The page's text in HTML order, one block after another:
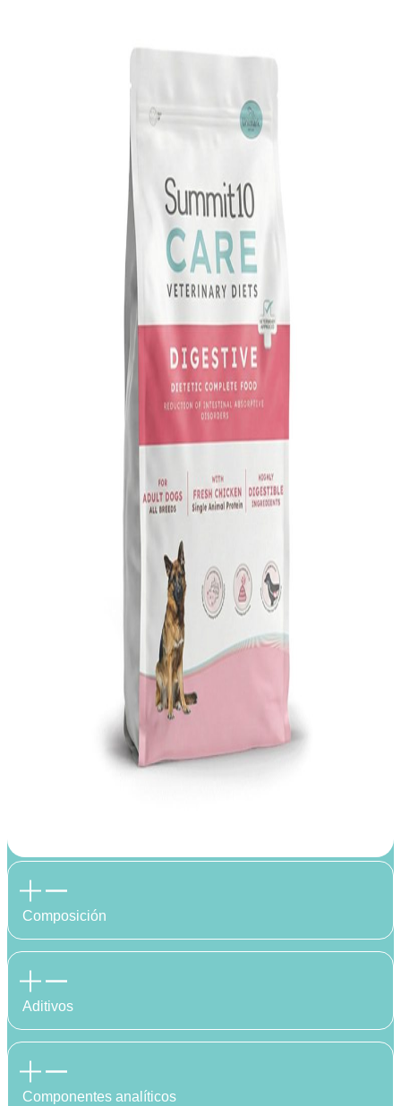
Composición
Aditivos
Componentes analíticos